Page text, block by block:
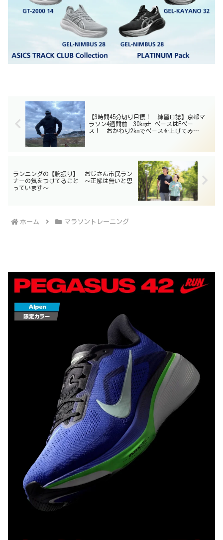
【3時間45分切り目標！ 練習日誌】京都マ
ラソン4週間前 30km走 ペースはEペー
ス！ おかわり2kmでペースを上げてみ
ランニングの【腕振り】 おじさん市民ラン
ナーの気をつけてること 〜正解は無いと思
っています〜
ホーム マラソントレーニング